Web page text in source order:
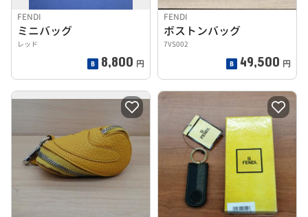
FENDI
ミニバッグ
レッド
8,800 円
FENDI
ボストンバッグ
7VS002
49,500 円